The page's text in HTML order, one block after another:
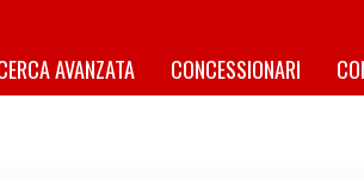
AVANZATA CONCESSIONARI